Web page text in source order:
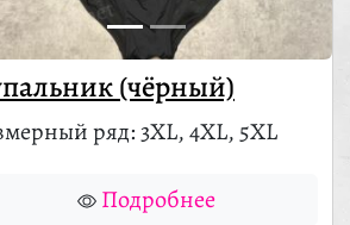
(чёрный)
ряд: 3XL, 4XL, 5XL
Подробнее